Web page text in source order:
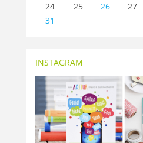
24
25 26 27
31
INSTAGRAM